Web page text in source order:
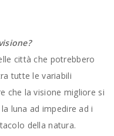
città che potrebbero
tutte le variabili
che la visione migliore si
luna ad impedire ad i
della natura.